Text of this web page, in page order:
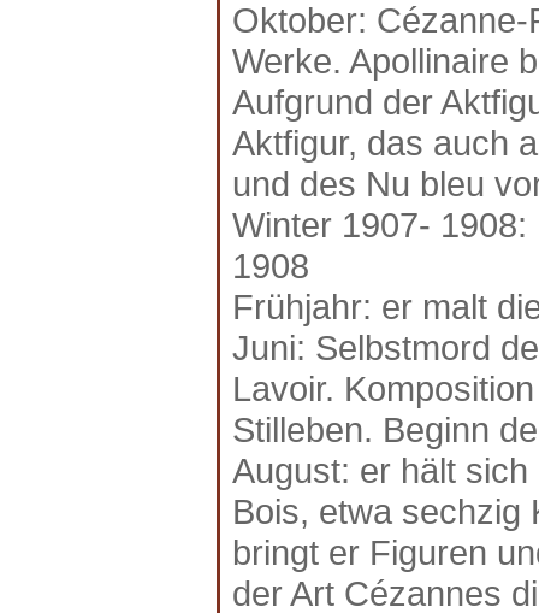
Oktober:
Werke. Apollinaire
Aufgrund der
Aktfigur, das auch
und des Nu bleu
Winter 1907-
1908
Frühjahr: er malt
Juni: Selbstmord
Lavoir.
Stilleben. Beginn
August: er hält
Bois, etwa sechzig
bringt er Figuren
der Art Cézannes